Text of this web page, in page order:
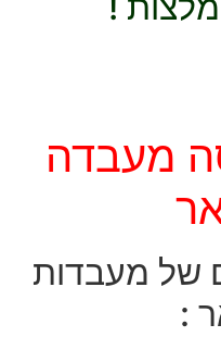
מעבדה
של מעבדות
: